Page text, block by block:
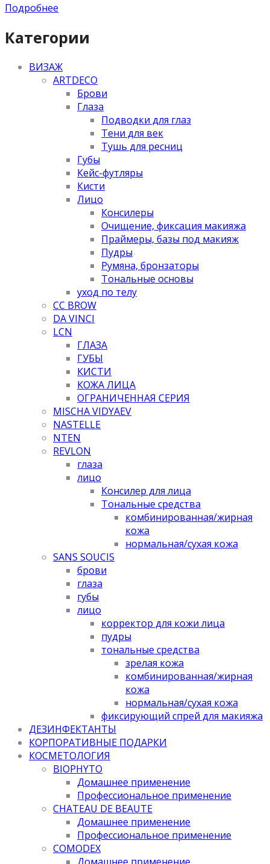
Подробнее
Категории
ВИЗАЖ
ARTDECO
Брови
Глаза
Подводки для глаз
Тени для век
Тушь для ресниц
Губы
Кейс-футляры
Кисти
Лицо
Консилеры
Очищение, фиксация макияжа
Праймеры, базы под макияж
Пудры
Румяна, бронзаторы
Тональные основы
уход по телу
CC BROW
DA VINCI
LCN
ГЛАЗА
ГУБЫ
КИСТИ
КОЖА ЛИЦА
ОГРАНИЧЕННАЯ СЕРИЯ
MISCHA VIDYAEV
NASTELLE
NTEN
REVLON
глаза
лицо
Консилер для лица
Тональные средства
комбинированная/жирная
кожа
нормальная/cухая кожа
SANS SOUCIS
брови
глаза
губы
лицо
корректор для кожи лица
пудры
тональные средства
зрелая кожа
комбинированная/жирная
кожа
нормальная/cухая кожа
фиксирующий спрей для макияжа
ДЕЗИНФЕКТАНТЫ
КОРПОРАТИВНЫЕ ПОДАРКИ
КОСМЕТОЛОГИЯ
BIOPHYTO
Домашнее применение
Профессиональное применение
CHATEAU DE BEAUTE
Домашнее применение
Профессиональное применение
COMODEX